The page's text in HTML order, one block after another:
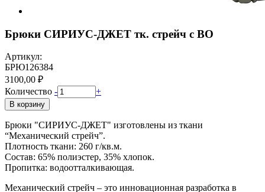
Брюки СИРИУС-ДЖЕТ тк. стрейч с ВО
Артикул:
БРЮ126384
3100,00 ₽
Количество - +
В корзину
Брюки "СИРИУС-ДЖЕТ" изготовлены из ткани
“Механический стрейч”.
Плотность ткани: 260 г/кв.м.
Состав: 65% полиэстер, 35% хлопок.
Пропитка: водоотталкивающая.
Механический стрейч – это инновационная разработка в